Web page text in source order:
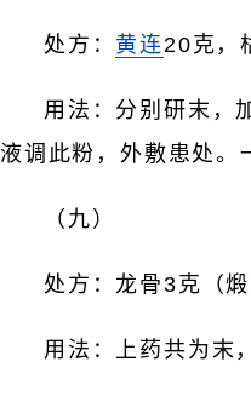
处方： 黄连20克，
用法：分别研末，
液调此粉，外敷患处。
（九）
处方：龙骨3克（煅
用法：上药共为末